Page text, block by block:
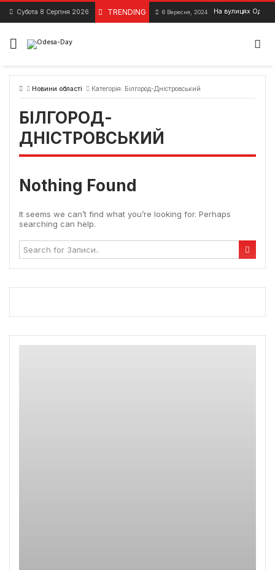
Skip
content
Субота 8 Серпня 2026 TRENDING 6 Вересня, 2024 На вулицях Одеси
Новини області Категорія: Білгород-Дністровський
БІЛГОРОД-
ДНІСТРОВСЬКИЙ
Nothing Found
It seems we can’t find what you’re looking for. Perhaps
searching can help.